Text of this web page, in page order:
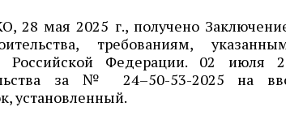
28 мая 2025 г., получено
требованиям,
Российской Федерации. 02 июля
за № 24–50-53-2025 на
установленный.